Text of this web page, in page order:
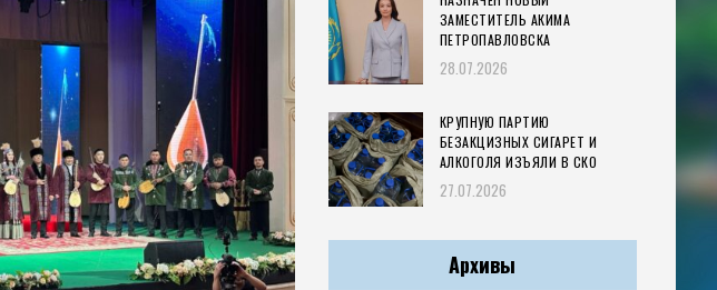
ЗАМЕСТИТЕЛЬ АКИМА
ПЕТРОПАВЛОВСКА
28.07.2026
КРУПНУЮ ПАРТИЮ
БЕЗАКЦИЗНЫХ СИГАРЕТ И
АЛКОГОЛЯ ИЗЪЯЛИ В СКО
27.07.2026
Архивы